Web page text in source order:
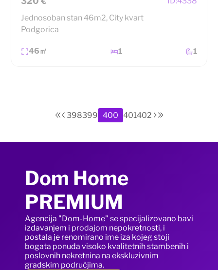
Jednosoban stan 46m2, City kvart
Podgorica
46㎡ 1 1
398399 400 401402
Dom Home
PREMIUM
Agencija "Dom-Home" se specijalizovano bavi
izdavanjem i prodajom nepokretnosti, i
postala je renomirano ime iza kojeg stoji
bogata ponuda visoko kvalitetnih stambenih i
poslovnih nekretnina na ekskluzivnim
gradskim područjima.